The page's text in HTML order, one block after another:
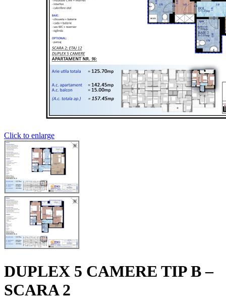
Click to enlarge
DUPLEX 5 CAMERE TIP B –
SCARA 2